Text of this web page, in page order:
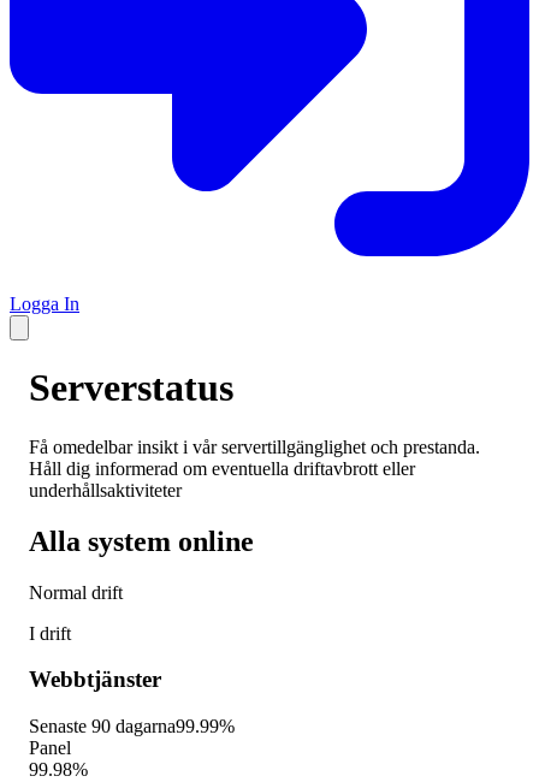
Logga In
Serverstatus
Få omedelbar insikt i vår servertillgänglighet och prestanda.
Håll dig informerad om eventuella driftavbrott eller
underhållsaktiviteter
Alla system online
Normal drift
I drift
Webbtjänster
Senaste 90 dagarna99.99%
Panel
99.98%